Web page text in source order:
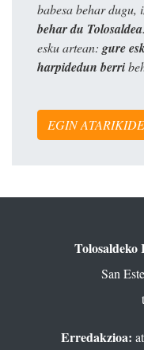
babesa behar dugu,
behar du Tolosaldea
esku artean: gure
harpidedun berri
EGIN
Tolosaldeko
San
Erredakzioa: